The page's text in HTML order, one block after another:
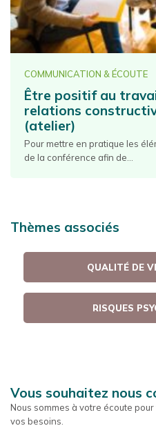
COMMUNICATION & ÉCOUTE
Être positif au
relations
(atelier)
Pour mettre en pratique les
de la conférence afin de...
Thèmes associés
QUALITÉ DE
RISQUES
Vous souhaitez nous
Nous sommes à votre écoute
vos besoins.